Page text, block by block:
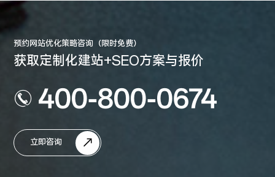
预约网站优化策略咨询（限时免费）
获取定制化建站+SEO方案与报价
400-800-0674
立即咨询